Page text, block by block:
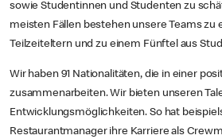
sowie Studentinnen und Studenten zu
meisten Fällen bestehen unsere Teams zu
Teilzeiteltern und zu einem Fünftel aus
Wir haben 91 Nationalitäten, die in einer
zusammenarbeiten. Wir bieten unseren
Entwicklungsmöglichkeiten. So hat
Restaurantmanager ihre Karriere als